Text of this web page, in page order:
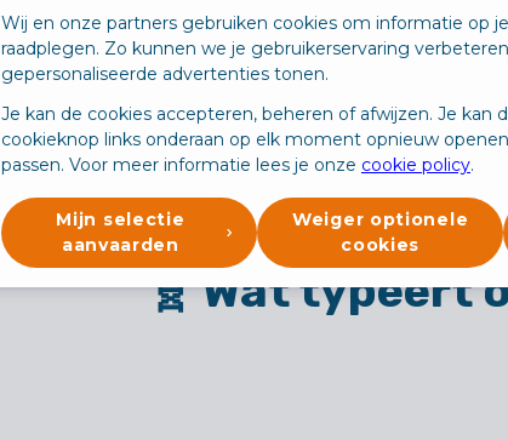
🧬 Wat typeert
Wij en onze partners gebruiken cookies om informatie op
raadplegen. Zo kunnen we je gebruikerservaring
gepersonaliseerde advertenties tonen.
Je kan de cookies accepteren, beheren of afwijzen. Je kan
cookieknop links onderaan op elk moment opnieuw
passen. Voor meer informatie lees je onze cookie policy.
Mijn selectie
aanvaarden
Weiger optionele
cookies